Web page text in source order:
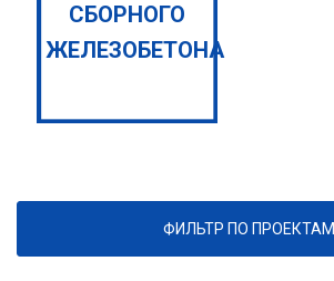
СБОРНОГО
ЖЕЛЕЗОБЕТОНА
ФИЛЬТР ПО ПРОЕКТАМ